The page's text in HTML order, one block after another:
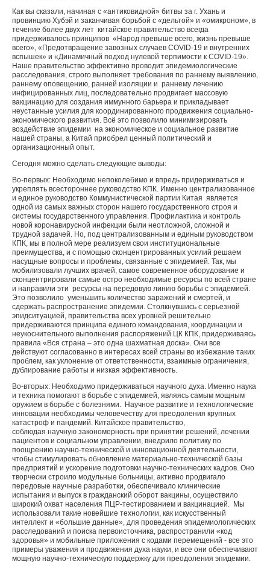
Как вы сказали, начиная с «антиковидной» битвы за г. Ухань и
провинцию Хубэй и заканчивая борьбой с «дельтой» и «омикроном», в
течение более двух лет китайское правительство всегда
придерживалось принципов «Народ превыше всего, жизнь превыше
всего», «Предотвращение завозных случаев COVID-19 и внутренних
вспышек» и «Динамичный подход нулевой терпимости к COVID-19».
Наше правительство эффективно проводит эпидемиологические
расследования, строго выполняет требования по раннему выявлению,
раннему оповещению, ранней изоляции и раннему лечению
инфицированных лиц, последовательно продвигает массовую
вакцинацию для создания иммунного барьера и прикладывает
неустанные усилия для координированного продвижения социально-
экономического развития. Всё это позволило минимизировать
воздействие эпидемии на экономическое и социальное развитие
нашей страны, а Китай приобрел ценный политический и
организационный опыт.
Сегодня можно сделать следующие выводы:
Во-первых: Необходимо непоколебимо и впредь придерживаться и
укреплять всестороннее руководство КПК. Именно централизованное
и единое руководство Коммунистической партии Китая является
одной из самых важных сторон нашего государственного строя и
системы государственного управления. Профилактика и контроль
новой коронавирусной инфекции были неотложной, сложной и
трудной задачей. Но, под централизованным и единым руководством
КПК, мы в полной мере реализуем свои институциональные
преимущества, и с помощью сконцентрированных усилий решаем
насущные вопросы и проблемы, связанные с эпидемией. Так, мы
мобилизовали лучших врачей, самое современное оборудование и
сконцентрировали самые остро необходимые ресурсы по всей стране
и направили эти ресурсы на передовую линию борьбы с эпидемией.
Это позволило уменьшить количество заражений и смертей, и
сдержать распространение эпидемии. Столкнувшись с серьезной
эпидситуацией, правительства всех уровней решительно
придерживаются принципа единого командования, координации и
неукоснительного выполнения распоряжений ЦК КПК, придерживаясь
правила «Вся страна – это одна шахматная доска». Они все
действуют согласованно в интересах всей страны во избежание таких
проблем, как уклонение от ответственности, взаимные ограничения,
дублирование работы и низкая эффективность.
Во-вторых: Необходимо придерживаться научного духа. Именно наука
и техника помогают в борьбе с эпидемией, являясь самым мощным
оружием в борьбе с болезнями. Научное развитие и технологические
инновации необходимы человечеству для преодоления крупных
катастроф и пандемий. Китайское правительство,
соблюдая научную закономерность при принятии решений, лечении
пациентов и социальном управлении, внедрило политику по
поощрению научно-технической и инновационной деятельности,
чтобы стимулировать обновление материально-технической базы
предприятий и ускорение подготовки научно-технических кадров. Оно
творчески строило модульные больницы, активно продвигало
передовые научные разработки, обеспечивало клинические
испытания и выпуск в гражданский оборот вакцины, осуществило
широкий охват населения ПЦР-тестированием и вакцинацией. Мы
использовали такие новейшие технологии, как искусственный
интеллект и «большие данные», для проведения эпидемиологических
расследований и поиска первоисточника, распространили «код
здоровья» и мобильные приложения с кодами перемещений - все это
примеры уважения и продвижения духа науки, и все они обеспечивают
мощную научно-техническую поддержку для преодоления эпидемии.